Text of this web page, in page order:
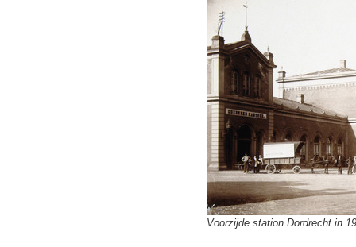
Voorzijde station Dordrecht in